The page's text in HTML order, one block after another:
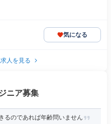
気になる
人を見る
ニア募集
るのであれば年齢問いません